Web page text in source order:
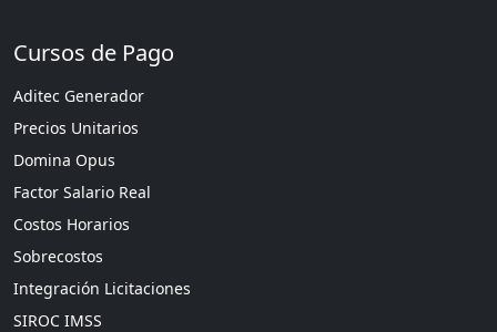
Cursos de Pago
Aditec Generador
Precios Unitarios
Domina Opus
Factor Salario Real
Costos Horarios
Sobrecostos
Integración Licitaciones
SIROC IMSS